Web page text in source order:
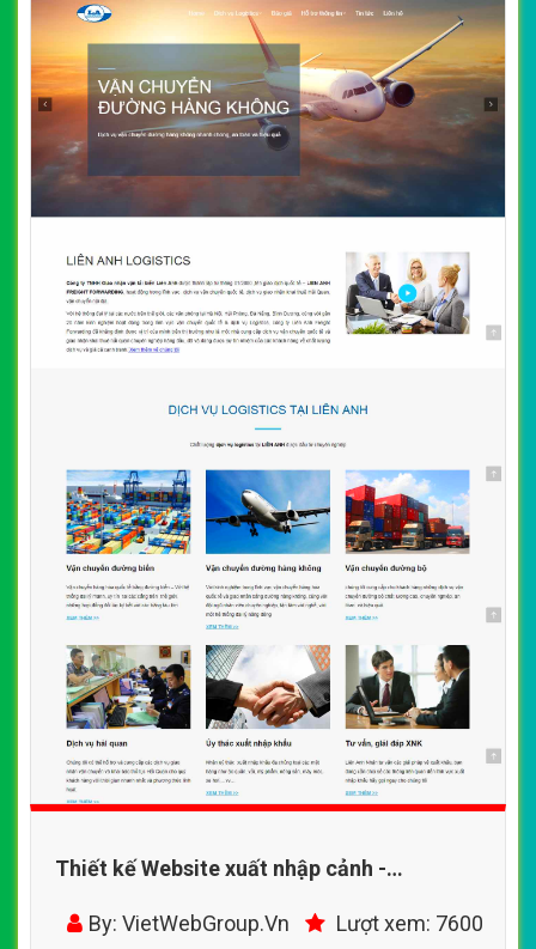
Thiết kế Website xuất nhập cảnh -
www.lienanhcorp.com - VietWebGroup.Vn
By: VietWebGroup.Vn Lượt xem: 7600